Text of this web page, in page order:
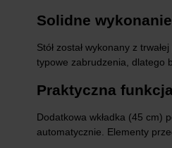
Solidne
Stół został wykonany z
typowe zabrudzenia, dlatego
Praktyczna
Dodatkowa wkładka (45 cm)
automatycznie. Elementy